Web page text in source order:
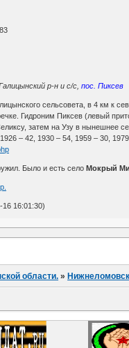
р-н и с/с,пос. Пиксев
сельсовета, в 4 км к
Гидроним Пиксев (левый
затем на Узу в нынешнее
– 42, 1930 – 54, 1959 – 30,
Было и есть селоМокрый
16:01:30)
области. »